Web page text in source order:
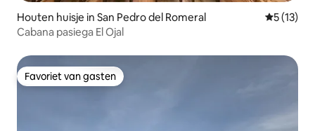
Houten huisje in San Pedro del Romeral
5 (13)
Cabana pasiega El Ojal
Favoriet van gasten
Favoriet van gasten